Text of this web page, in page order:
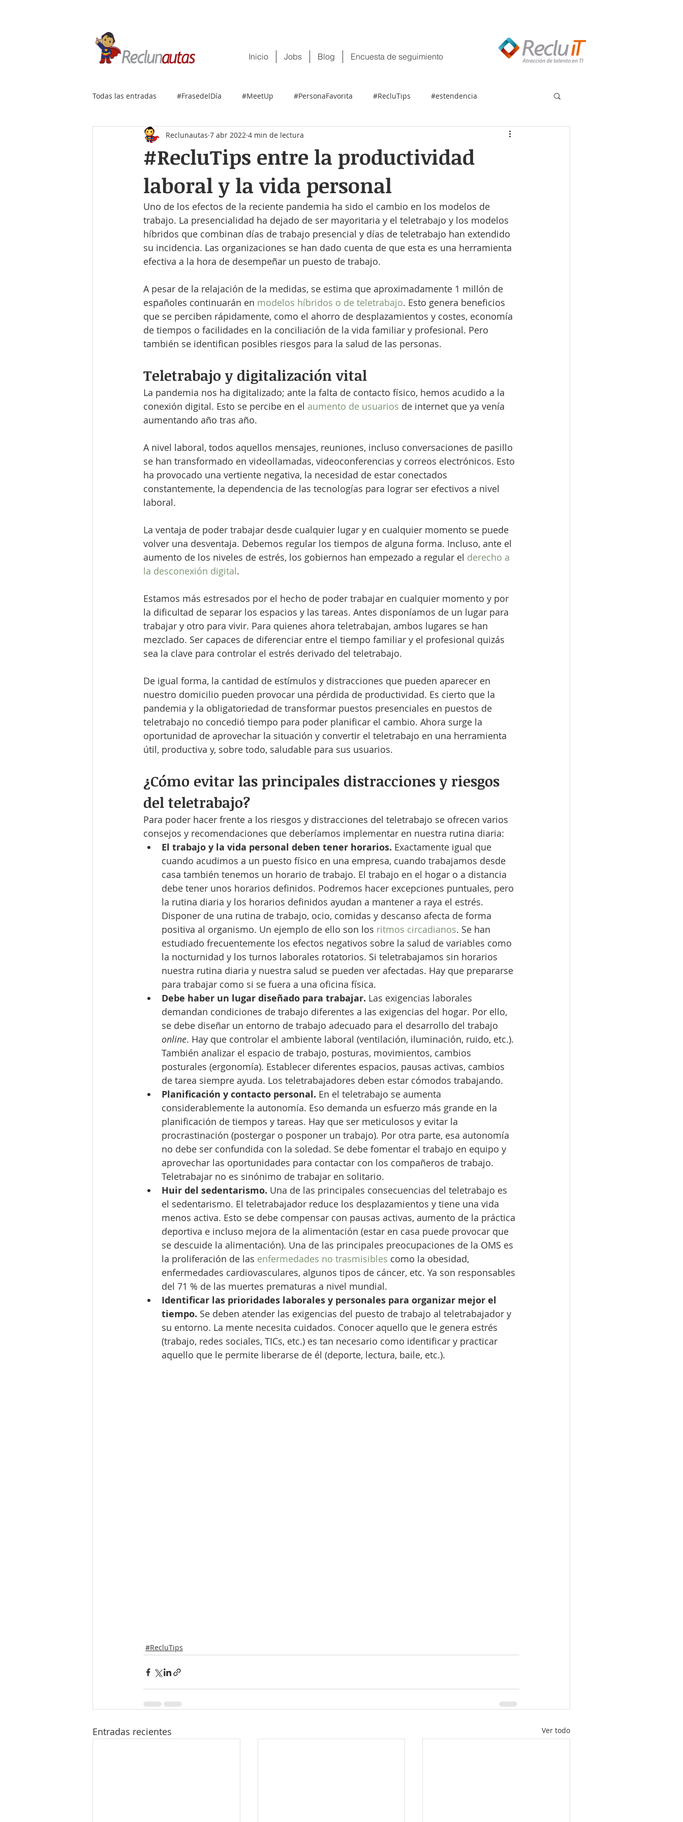
Inicio Jobs Blog Encuesta de seguimiento
Todas las entradas #FrasedelDía #MeetUp #PersonaFavorita #RecluTips #estendencia
#RecluTips entre la productividad
laboral y la vida personal
Reclunautas 7 abr 2022 4 min de lectura
Uno de los efectos de la reciente pandemia ha sido el cambio en los modelos de
trabajo. La presencialidad ha dejado de ser mayoritaria y el teletrabajo y los modelos
híbridos que combinan días de trabajo presencial y días de teletrabajo han extendido
su incidencia. Las organizaciones se han dado cuenta de que esta es una herramienta
efectiva a la hora de desempeñar un puesto de trabajo.
A pesar de la relajación de la medidas, se estima que aproximadamente 1 millón de
españoles continuarán en modelos híbridos o de teletrabajo. Esto genera beneficios
que se perciben rápidamente, como el ahorro de desplazamientos y costes, economía
de tiempos o facilidades en la conciliación de la vida familiar y profesional. Pero
también se identifican posibles riesgos para la salud de las personas.
Teletrabajo y digitalización vital
La pandemia nos ha digitalizado; ante la falta de contacto físico, hemos acudido a la
conexión digital. Esto se percibe en el aumento de usuarios de internet que ya venía
aumentando año tras año.
A nivel laboral, todos aquellos mensajes, reuniones, incluso conversaciones de pasillo
se han transformado en videollamadas, videoconferencias y correos electrónicos. Esto
ha provocado una vertiente negativa, la necesidad de estar conectados
constantemente, la dependencia de las tecnologías para lograr ser efectivos a nivel
laboral.
La ventaja de poder trabajar desde cualquier lugar y en cualquier momento se puede
volver una desventaja. Debemos regular los tiempos de alguna forma. Incluso, ante el
aumento de los niveles de estrés, los gobiernos han empezado a regular el derecho a
la desconexión digital.
Estamos más estresados por el hecho de poder trabajar en cualquier momento y por
la dificultad de separar los espacios y las tareas. Antes disponíamos de un lugar para
trabajar y otro para vivir. Para quienes ahora teletrabajan, ambos lugares se han
mezclado. Ser capaces de diferenciar entre el tiempo familiar y el profesional quizás
sea la clave para controlar el estrés derivado del teletrabajo.
De igual forma, la cantidad de estímulos y distracciones que pueden aparecer en
nuestro domicilio pueden provocar una pérdida de productividad. Es cierto que la
pandemia y la obligatoriedad de transformar puestos presenciales en puestos de
teletrabajo no concedió tiempo para poder planificar el cambio. Ahora surge la
oportunidad de aprovechar la situación y convertir el teletrabajo en una herramienta
útil, productiva y, sobre todo, saludable para sus usuarios.
¿Cómo evitar las principales distracciones y riesgos
del teletrabajo?
Para poder hacer frente a los riesgos y distracciones del teletrabajo se ofrecen varios
consejos y recomendaciones que deberíamos implementar en nuestra rutina diaria:
El trabajo y la vida personal deben tener horarios. Exactamente igual que
cuando acudimos a un puesto físico en una empresa, cuando trabajamos desde
casa también tenemos un horario de trabajo. El trabajo en el hogar o a distancia
debe tener unos horarios definidos. Podremos hacer excepciones puntuales, pero
la rutina diaria y los horarios definidos ayudan a mantener a raya el estrés.
Disponer de una rutina de trabajo, ocio, comidas y descanso afecta de forma
positiva al organismo. Un ejemplo de ello son los ritmos circadianos. Se han
estudiado frecuentemente los efectos negativos sobre la salud de variables como
la nocturnidad y los turnos laborales rotatorios. Si teletrabajamos sin horarios
nuestra rutina diaria y nuestra salud se pueden ver afectadas. Hay que prepararse
para trabajar como si se fuera a una oficina física.
Debe haber un lugar diseñado para trabajar. Las exigencias laborales
demandan condiciones de trabajo diferentes a las exigencias del hogar. Por ello,
se debe diseñar un entorno de trabajo adecuado para el desarrollo del trabajo
online. Hay que controlar el ambiente laboral (ventilación, iluminación, ruido, etc.).
También analizar el espacio de trabajo, posturas, movimientos, cambios
posturales (ergonomía). Establecer diferentes espacios, pausas activas, cambios
de tarea siempre ayuda. Los teletrabajadores deben estar cómodos trabajando.
Planificación y contacto personal. En el teletrabajo se aumenta
considerablemente la autonomía. Eso demanda un esfuerzo más grande en la
planificación de tiempos y tareas. Hay que ser meticulosos y evitar la
procrastinación (postergar o posponer un trabajo). Por otra parte, esa autonomía
no debe ser confundida con la soledad. Se debe fomentar el trabajo en equipo y
aprovechar las oportunidades para contactar con los compañeros de trabajo.
Teletrabajar no es sinónimo de trabajar en solitario.
Huir del sedentarismo. Una de las principales consecuencias del teletrabajo es
el sedentarismo. El teletrabajador reduce los desplazamientos y tiene una vida
menos activa. Esto se debe compensar con pausas activas, aumento de la práctica
deportiva e incluso mejora de la alimentación (estar en casa puede provocar que
se descuide la alimentación). Una de las principales preocupaciones de la OMS es
la proliferación de las enfermedades no trasmisibles como la obesidad,
enfermedades cardiovasculares, algunos tipos de cáncer, etc. Ya son responsables
del 71 % de las muertes prematuras a nivel mundial.
Identificar las prioridades laborales y personales para organizar mejor el
tiempo. Se deben atender las exigencias del puesto de trabajo al teletrabajador y
su entorno. La mente necesita cuidados. Conocer aquello que le genera estrés
(trabajo, redes sociales, TICs, etc.) es tan necesario como identificar y practicar
aquello que le permite liberarse de él (deporte, lectura, baile, etc.).
#RecluTips
Entradas recientes Ver todo